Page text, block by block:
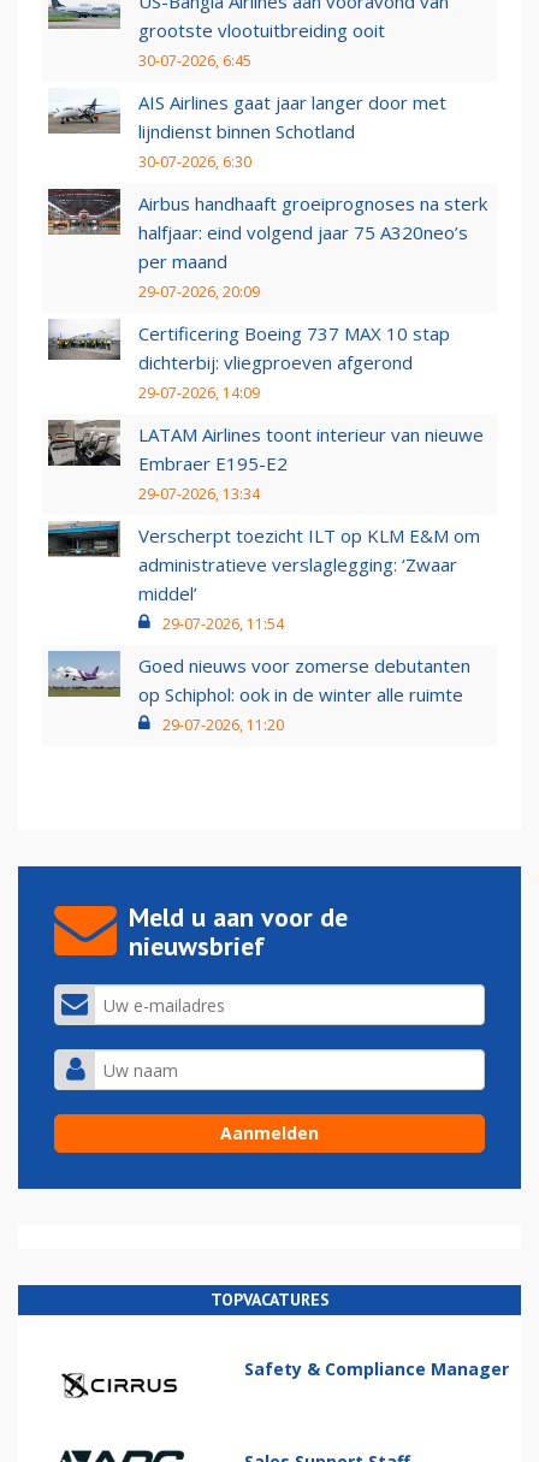
grootste vlootuitbreiding ooit
30-07-2026, 6:45
AIS Airlines gaat jaar langer door met
lijndienst binnen Schotland
30-07-2026, 6:30
Airbus handhaaft groeiprognoses na sterk
halfjaar: eind volgend jaar 75 A320neo’s
per maand
29-07-2026, 20:09
Certificering Boeing 737 MAX 10 stap
dichterbij: vliegproeven afgerond
29-07-2026, 14:09
LATAM Airlines toont interieur van nieuwe
Embraer E195-E2
29-07-2026, 13:34
Verscherpt toezicht ILT op KLM E&M om
administratieve verslaglegging: ‘Zwaar
middel’
29-07-2026, 11:54
Goed nieuws voor zomerse debutanten
op Schiphol: ook in de winter alle ruimte
29-07-2026, 11:20
Meld u aan voor de
nieuwsbrief
TOPVACATURES
Safety & Compliance Manager